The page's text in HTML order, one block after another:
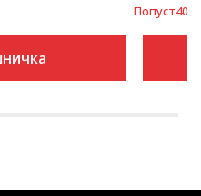
Попуст40